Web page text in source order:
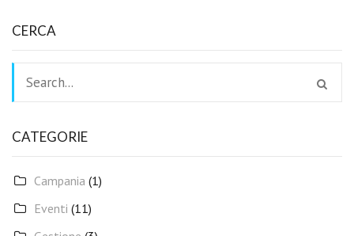
CERCA
CATEGORIE
Campania (1)
Eventi (11)